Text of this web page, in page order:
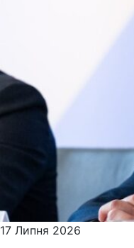
17 Липня 2026